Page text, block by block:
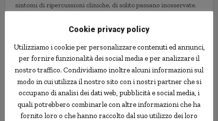
sintomi di ripercussioni cliniche, di solito passano inosservate.
nei polmoni sono molto rari.
complicazioni curore medicina USA
Cookie privacy policy
Utilizziamo i cookie per personalizzare contenuti ed annunci,
per fornire funzionalità dei social media e per analizzare il
nostro traffico. Condividiamo inoltre alcuni informazioni sul
modo in cui utilizza il nostro sito con i nostri partner che si
occupano di analisi dei dati web, pubblicità e social media, i
quali potrebbero combinarle con altre informazioni che ha
fornito loro o che hanno raccolto dal suo utilizzo dei loro